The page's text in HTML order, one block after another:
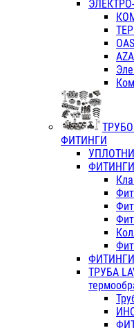
ФИТИНГИ
ТРУБА